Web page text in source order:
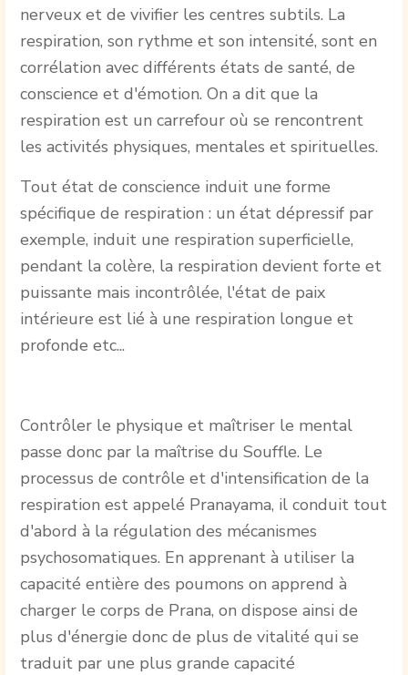
nerveux et de vivifier les centres subtils. La
respiration, son rythme et son intensité, sont en
corrélation avec différents états de santé, de
conscience et d'émotion. On a dit que la
respiration est un carrefour où se rencontrent
les activités physiques, mentales et spirituelles.
Tout état de conscience induit une forme
spécifique de respiration : un état dépressif par
exemple, induit une respiration superficielle,
pendant la colère, la respiration devient forte et
puissante mais incontrôlée, l'état de paix
intérieure est lié à une respiration longue et
profonde etc...
Contrôler le physique et maîtriser le mental
passe donc par la maîtrise du Souffle. Le
processus de contrôle et d'intensification de la
respiration est appelé Pranayama, il conduit tout
d'abord à la régulation des mécanismes
psychosomatiques. En apprenant à utiliser la
capacité entière des poumons on apprend à
charger le corps de Prana, on dispose ainsi de
plus d'énergie donc de plus de vitalité qui se
traduit par une plus grande capacité